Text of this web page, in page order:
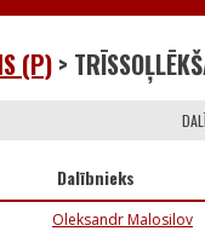
(P) >
Dalībnieks
Oleksandr Malosilov